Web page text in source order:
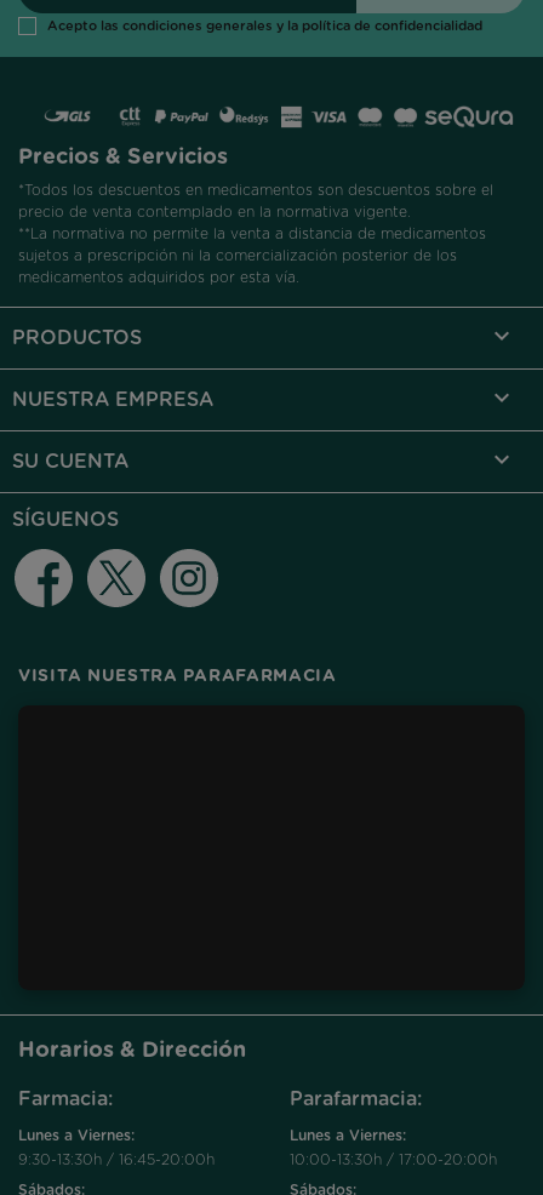
Acepto las condiciones generales y la política de confidencialidad
Precios & Servicios
*Todos los descuentos en medicamentos son descuentos sobre el
precio de venta contemplado en la normativa vigente.
**La normativa no permite la venta a distancia de medicamentos
sujetos a prescripción ni la comercialización posterior de los
medicamentos adquiridos por esta vía.
PRODUCTOS 
NUESTRA EMPRESA 
SU CUENTA 
SÍGUENOS
Facebook Twitter
VISITA NUESTRA PARAFARMACIA
Horarios & Dirección
Farmacia:
Lunes a Viernes:
9:30-13:30h / 16:45-20:00h
Sábados:
Parafarmacia:
Lunes a Viernes:
10:00-13:30h / 17:00-20:00h
Sábados: